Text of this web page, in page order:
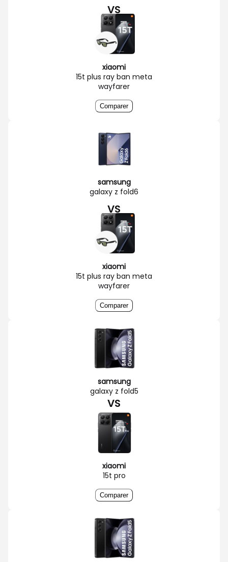
VS
xiaomi
15t plus ray ban meta
wayfarer
Comparer
samsung
galaxy z fold6
VS
xiaomi
15t plus ray ban meta
wayfarer
Comparer
samsung
galaxy z fold5
VS
xiaomi
15t pro
Comparer